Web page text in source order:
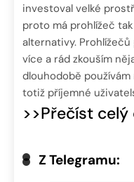
investoval velké
proto má prohlížeč
alternativy.
více a rád zkouším
dlouhodobě
totiž příjemné
>>Přečíst celý
Z Telegramu: